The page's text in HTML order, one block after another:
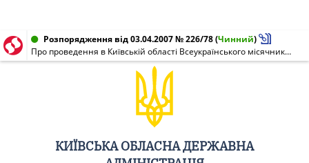
Розпорядження від 03.04.2007 № 226/78(Чинний)
Про проведення в Київській області Всеукраїнського місячника Червоного Хреста
КИЇВСЬКА ОБЛАСНА ДЕРЖАВНА